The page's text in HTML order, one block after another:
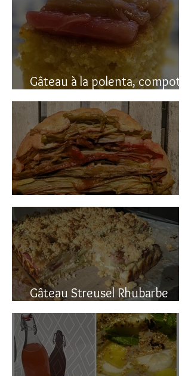
Gâteau à la polenta, compotée
de rhubarbe (sans gluten)
Gâteau renversé à la rhubarbe
Gâteau Streusel Rhubarbe
Pomme, facile et hyper bon!